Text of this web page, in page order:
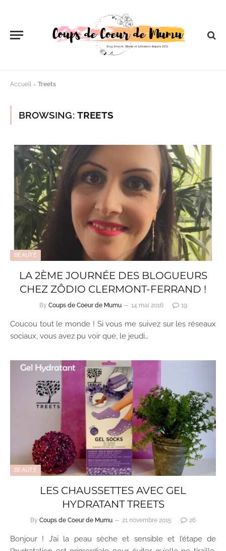
Accueil » Treets
BROWSING: TREETS
BEAUTÉ
LA 2ÈME JOURNÉE DES BLOGUEURS
CHEZ ZÔDIO CLERMONT-FERRAND !
By Coups de Coeur de Mumu 14 mai 2016 19
Coucou tout le monde ! Si vous me suivez sur les réseaux
sociaux, vous avez pu voir que, le jeudi…
BEAUTÉ
LES CHAUSSETTES AVEC GEL
HYDRATANT TREETS
By Coups de Coeur de Mumu 21 novembre 2015 26
Bonjour ! J’ai la peau sèche et sensible et l’étape de